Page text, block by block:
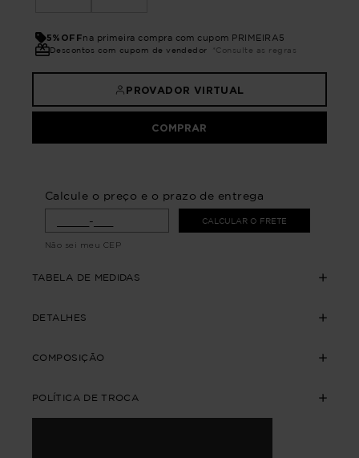
5%OFFna primeira compra com cupom PRIMEIRA5
Descontos com cupom de vendedor *Consulte as regras
PROVADOR VIRTUAL
COMPRAR
Calcule o preço e o prazo de entrega
CALCULAR O FRETE
Não sei meu CEP
TABELA DE MEDIDAS
DETALHES
COMPOSIÇÃO
POLÍTICA DE TROCA